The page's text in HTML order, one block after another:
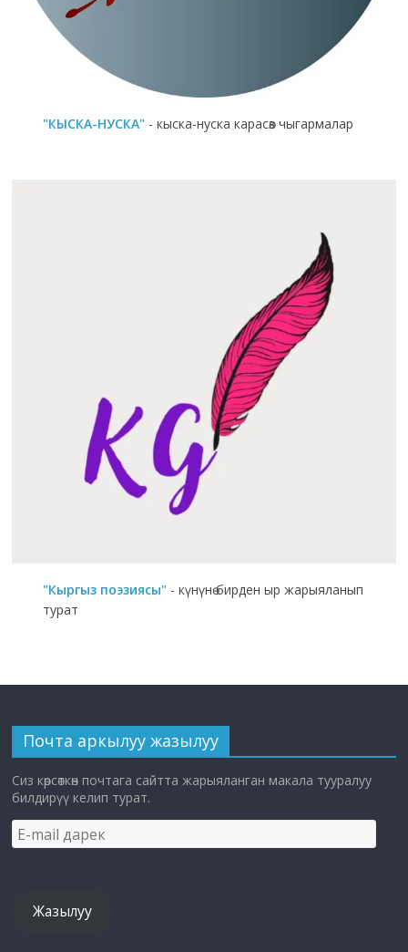
"КЫСКА-НУСКА" - кыска-нуска карасөз чыгармалар
"Кыргыз поэзиясы" - күнүнө бирден ыр жарыяланып
турат
Почта аркылуу жазылуу
Сиз көрсөткөн почтага сайтта жарыяланган макала тууралуу
билдирүү келип турат.
E-
mail
Жазылуу